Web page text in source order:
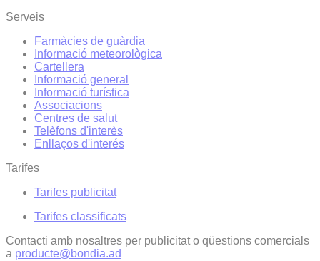
Serveis
Farmàcies de guàrdia
Informació meteorològica
Cartellera
Informació general
Informació turística
Associacions
Centres de salut
Telèfons d'interès
Enllaços d'interés
Tarifes
Tarifes publicitat
Tarifes classificats
Contacti amb nosaltres per publicitat o qüestions comercials
a producte@bondia.ad